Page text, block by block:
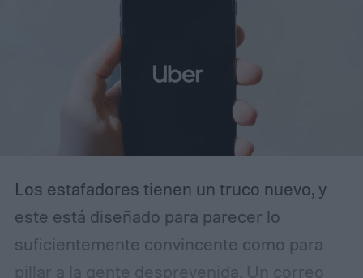
Los estafadores tienen un truco nuevo, y
este está diseñado para parecer lo
suficientemente convincente como para
pillar a la gente desprevenida. Un correo